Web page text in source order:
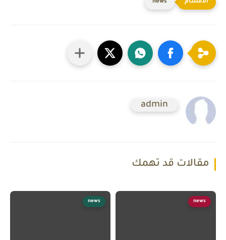
news
admin
مقالات قد تهمك
news
news